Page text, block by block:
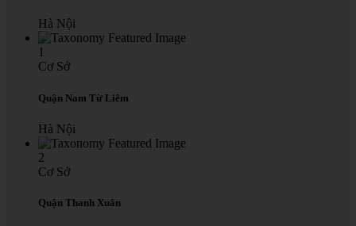
Hà Nội
1
Cơ Sở
Quận Nam Từ Liêm
Hà Nội
2
Cơ Sở
Quận Thanh Xuân